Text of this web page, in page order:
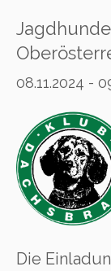
08.11.2024 -
Die